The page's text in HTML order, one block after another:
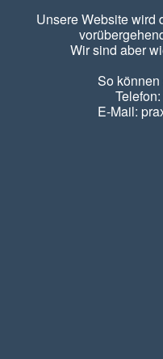
Unsere Website wird
Wir sind aber
So
E-Mail: